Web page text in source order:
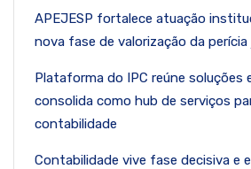
APEJESP fortalece atuação
nova fase de valorização da perícia
Plataforma do IPC reúne soluções
consolida como hub de serviços
contabilidade
Contabilidade vive fase decisiva e